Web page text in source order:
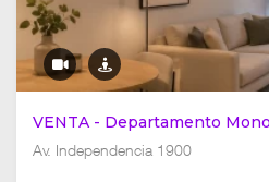
VENTA - Departamento
Av. Independencia 1900